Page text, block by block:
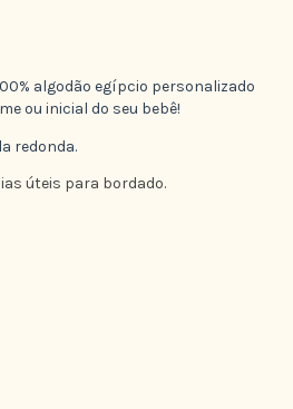
algodão egípcio personalizado
ou inicial do seu bebê!
redonda.
úteis para bordado.